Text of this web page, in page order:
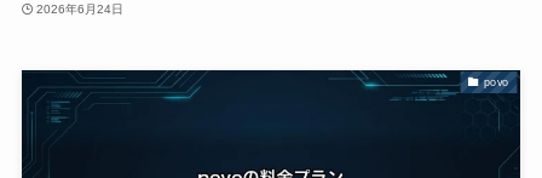
2026年6月24日
povo